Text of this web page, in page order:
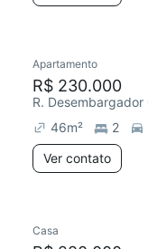
Apartamento
R$ 230.000
R.
46m² 2
Ver contato
Casa